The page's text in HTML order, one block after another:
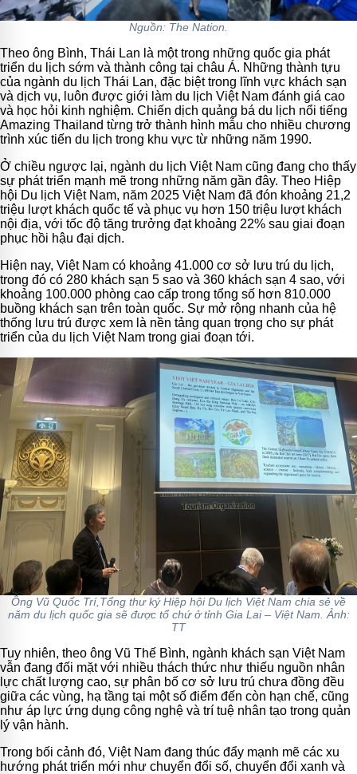
Nguồn: The Nation.
Theo ông Bình, Thái Lan là một trong những quốc gia phát
triển du lịch sớm và thành công tại châu Á. Những thành tựu
của ngành du lịch Thái Lan, đặc biệt trong lĩnh vực khách sạn
và dịch vụ, luôn được giới làm du lịch Việt Nam đánh giá cao
và học hỏi kinh nghiệm. Chiến dịch quảng bá du lịch nổi tiếng
Amazing Thailand từng trở thành hình mẫu cho nhiều chương
trình xúc tiến du lịch trong khu vực từ những năm 1990.
Ở chiều ngược lại, ngành du lịch Việt Nam cũng đang cho thấy
sự phát triển mạnh mẽ trong những năm gần đây. Theo Hiệp
hội Du lịch Việt Nam, năm 2025 Việt Nam đã đón khoảng 21,2
triệu lượt khách quốc tế và phục vụ hơn 150 triệu lượt khách
nội địa, với tốc độ tăng trưởng đạt khoảng 22% sau giai đoạn
phục hồi hậu đại dịch.
Hiện nay, Việt Nam có khoảng 41.000 cơ sở lưu trú du lịch,
trong đó có 280 khách sạn 5 sao và 360 khách sạn 4 sao, với
khoảng 100.000 phòng cao cấp trong tổng số hơn 810.000
buồng khách sạn trên toàn quốc. Sự mở rộng nhanh của hệ
thống lưu trú được xem là nền tảng quan trọng cho sự phát
triển của du lịch Việt Nam trong giai đoạn tới.
Ông Vũ Quốc Trí,Tổng thư ký Hiệp hội Du lịch Việt Nam chia sẻ về
năm du lịch quốc gia sẽ được tổ chứ ở tỉnh Gia Lai – Việt Nam. Ảnh:
TT
Tuy nhiên, theo ông Vũ Thế Bình, ngành khách sạn Việt Nam
vẫn đang đối mặt với nhiều thách thức như thiếu nguồn nhân
lực chất lượng cao, sự phân bố cơ sở lưu trú chưa đồng đều
giữa các vùng, hạ tầng tại một số điểm đến còn hạn chế, cũng
như áp lực ứng dụng công nghệ và trí tuệ nhân tạo trong quản
lý vận hành.
Trong bối cảnh đó, Việt Nam đang thúc đẩy mạnh mẽ các xu
hướng phát triển mới như chuyển đổi số, chuyển đổi xanh và